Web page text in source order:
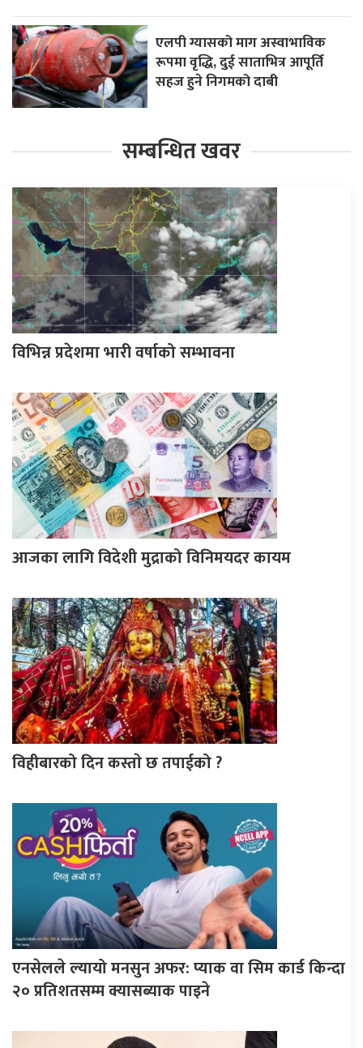
एलपी ग्यासको माग अस्वाभाविक
रूपमा वृद्धि, दुई साताभित्र आपूर्ति
सहज हुने निगमको दाबी
सम्बन्धित खवर
विभिन्न प्रदेशमा भारी वर्षाको सम्भावना
आजका लागि विदेशी मुद्राको विनिमयदर कायम
विहीबारको दिन कस्ताे छ तपाईको ?
एनसेलले ल्यायो मनसुन अफर: प्याक वा सिम कार्ड किन्दा
२० प्रतिशतसम्म क्यासब्याक पाइने